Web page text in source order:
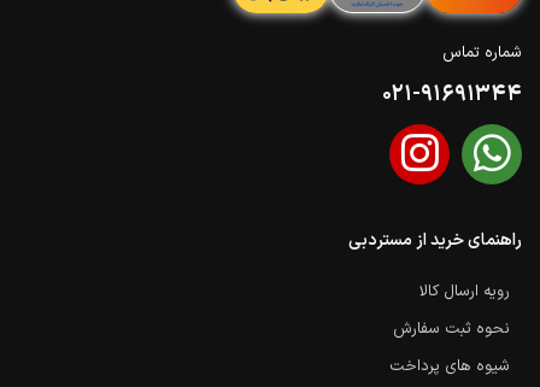
شماره تماس
021-91691344
راهنمای خرید از مستردبی
رویه ارسال کالا
نحوه ثبت سفارش
شیوه های پرداخت